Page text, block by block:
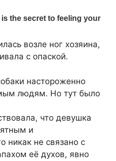
возле ног хозяина,
с опаской.
настороженно
людям. Но тут было
что девушка
и
никак не связано с
её духов, явно